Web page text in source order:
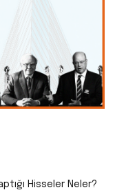
Hisseler Neler?